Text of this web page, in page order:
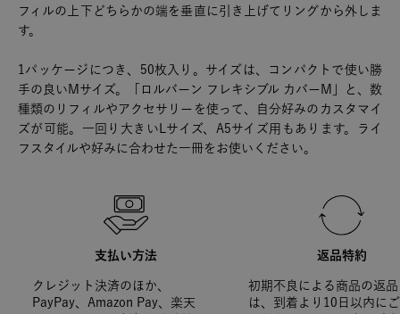
フィルの上下どちらかの端を垂直に引き上げてリングから外しま
す。
1パッケージにつき、50枚入り。サイズは、コンパクトで使い勝
手の良いMサイズ。「ロルバーン フレキシブル カバーM」と、数
種類のリフィルやアクセサリーを使って、自分好みのカスタマイ
ズが可能。一回り大きいLサイズ、A5サイズ用もあります。ライ
フスタイルや好みに合わせた一冊をお使いください。
支払い方法
クレジット決済のほか、
PayPay、Amazon Pay、楽天
返品特約
初期不良による商品の返
は、到着より10日以内に